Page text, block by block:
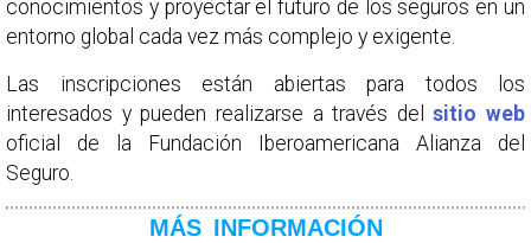
conocimientos y proyectar el futuro de los seguros en un
entorno global cada vez más complejo y exigente.
Las inscripciones están abiertas para todos los
interesados y pueden realizarse a través delsitio web
oficial de la Fundación Iberoamericana Alianza del
Seguro.
MÁS INFORMACIÓN